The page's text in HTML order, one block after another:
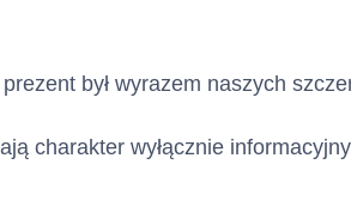
był wyrazem naszych
charakter wyłącznie